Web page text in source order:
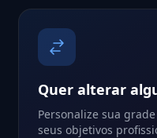
Quer alterar
Personalize sua
seus objetivos